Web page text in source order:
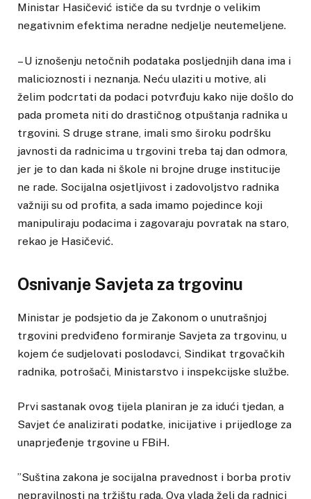
Ministar Hasičević ističe da su tvrdnje o velikim
negativnim efektima neradne nedjelje neutemeljene.
– U iznošenju netočnih podataka posljednjih dana ima i
malicioznosti i neznanja. Neću ulaziti u motive, ali
želim podcrtati da podaci potvrđuju kako nije došlo do
pada prometa niti do drastičnog otpuštanja radnika u
trgovini. S druge strane, imali smo široku podršku
javnosti da radnicima u trgovini treba taj dan odmora,
jer je to dan kada ni škole ni brojne druge institucije
ne rade. Socijalna osjetljivost i zadovoljstvo radnika
važniji su od profita, a sada imamo pojedince koji
manipuliraju podacima i zagovaraju povratak na staro,
rekao je Hasičević.
Osnivanje Savjeta za trgovinu
Ministar je podsjetio da je Zakonom o unutrašnjoj
trgovini predviđeno formiranje Savjeta za trgovinu, u
kojem će sudjelovati poslodavci, Sindikat trgovačkih
radnika, potrošači, Ministarstvo i inspekcijske službe.
Prvi sastanak ovog tijela planiran je za idući tjedan, a
Savjet će analizirati podatke, inicijative i prijedloge za
unaprjeđenje trgovine u FBiH.
”Suština zakona je socijalna pravednost i borba protiv
nepravilnosti na tržištu rada. Ova vlada želi da radnici